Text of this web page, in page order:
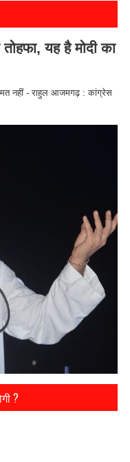
यह है मोदी का
नहीं - राहुल आजमगढ़ : कांग्रेस
?